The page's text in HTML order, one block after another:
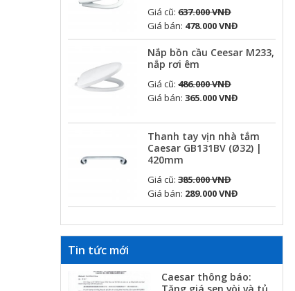
Giá cũ: 637.000 VNĐ
Giá bán: 478.000 VNĐ
Nắp bồn cầu Ceesar M233,
nắp rơi êm
Giá cũ: 486.000 VNĐ
Giá bán: 365.000 VNĐ
Thanh tay vịn nhà tắm
Caesar GB131BV (Ø32) |
420mm
Giá cũ: 385.000 VNĐ
Giá bán: 289.000 VNĐ
Tin tức mới
Caesar thông báo: